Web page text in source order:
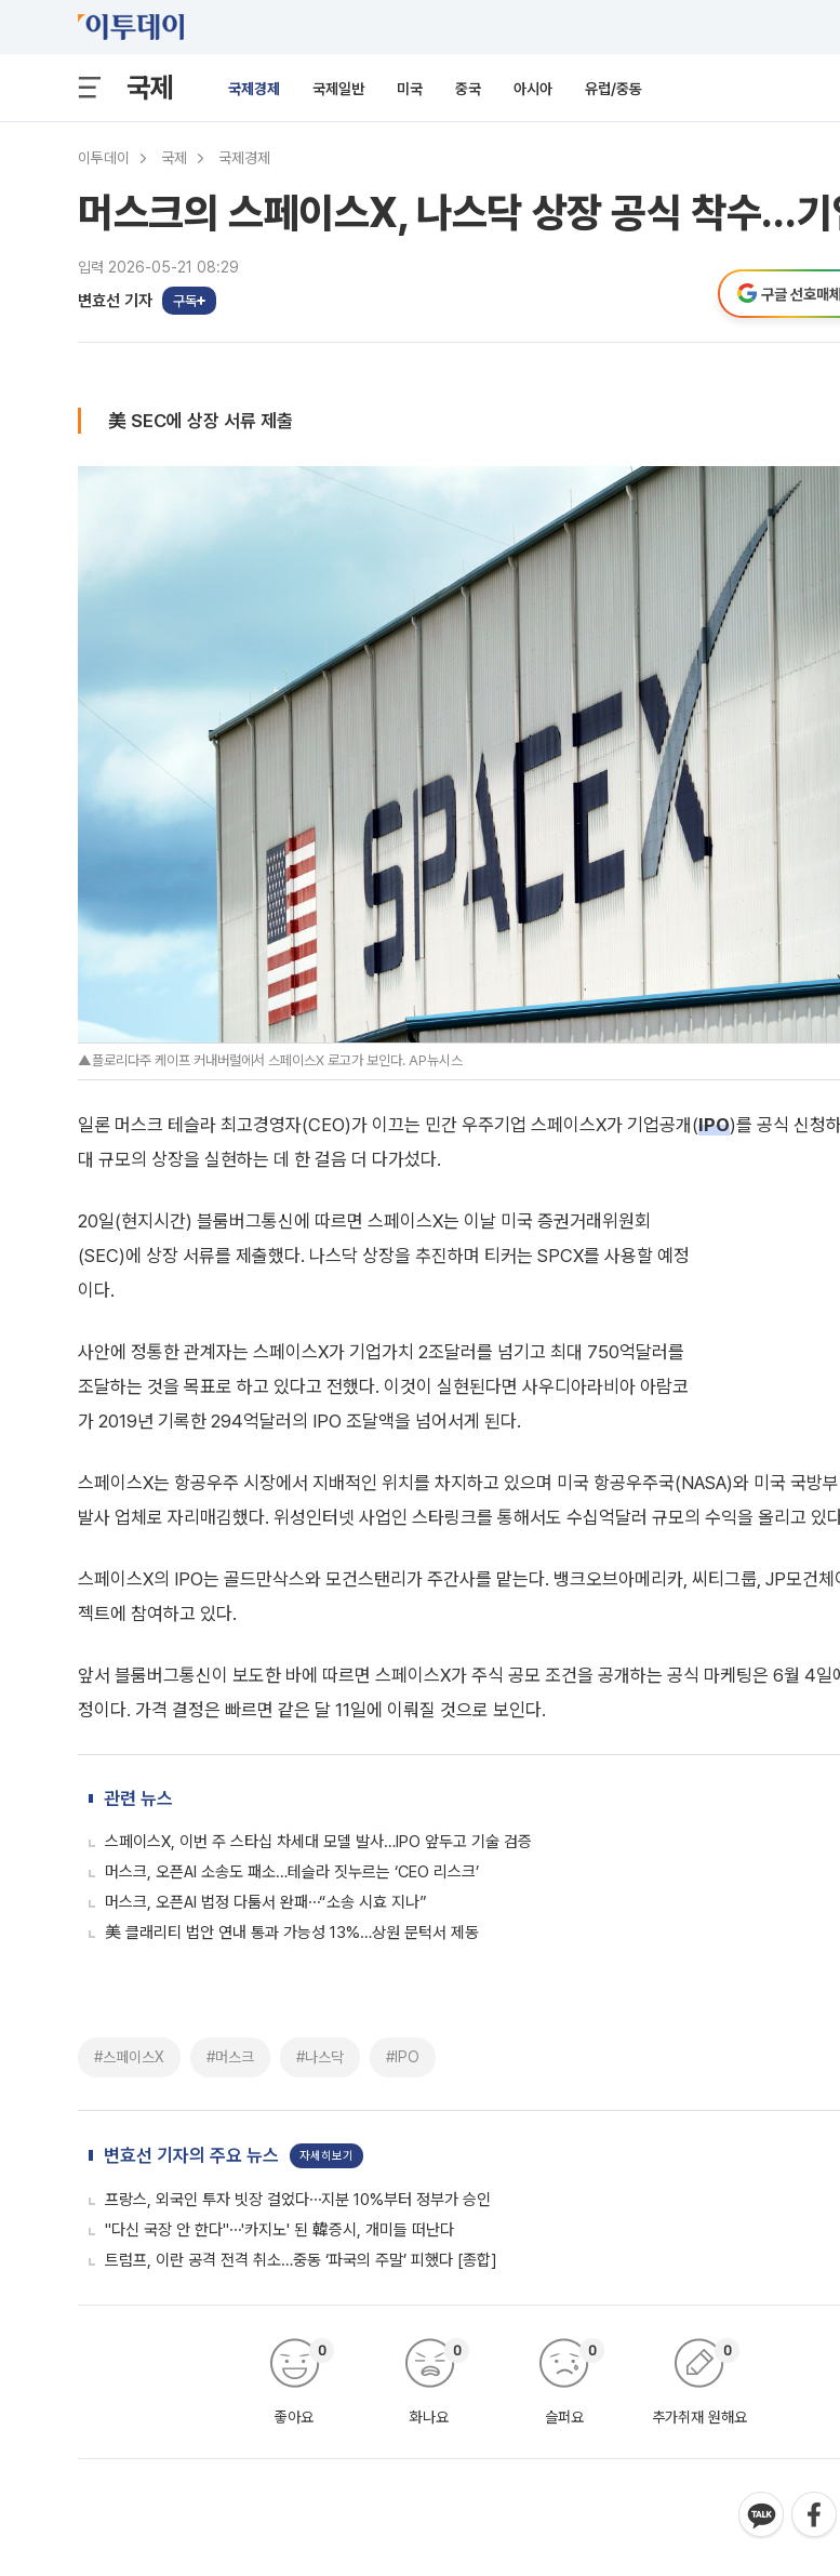
국제 국제경제 국제일반 미국 중국 아시아 유럽/중동
이투데이 국제 국제경제
머스크의 스페이스X, 나스닥 상장 공식 착수…
입력 2026-05-21 08:29
변효선 기자 구독 구글 선호매
美 SEC에 상장 서류 제출
▲플로리다주 케이프 커내버럴에서 스페이스X 로고가 보인다. AP뉴시스
일론 머스크 테슬라 최고경영자(CEO)가 이끄는 민간 우주기업 스페이스X가 기업공개(IPO)를 공식 신청
대 규모의 상장을 실현하는 데 한 걸음 더 다가섰다.
20일(현지시간) 블룸버그통신에 따르면 스페이스X는 이날 미국 증권거래위원회
(SEC)에 상장 서류를 제출했다. 나스닥 상장을 추진하며 티커는 SPCX를 사용할 예정
이다.
사안에 정통한 관계자는 스페이스X가 기업가치 2조달러를 넘기고 최대 750억달러를
조달하는 것을 목표로 하고 있다고 전했다. 이것이 실현된다면 사우디아라비아 아람코
가 2019년 기록한 294억달러의 IPO 조달액을 넘어서게 된다.
스페이스X는 항공우주 시장에서 지배적인 위치를 차지하고 있으며 미국 항공우주국(NASA)와 미국 국방
발사 업체로 자리매김했다. 위성인터넷 사업인 스타링크를 통해서도 수십억달러 규모의 수익을 올리고 있
스페이스X의 IPO는 골드만삭스와 모건스탠리가 주간사를 맡는다. 뱅크오브아메리카, 씨티그룹, JP모건체
젝트에 참여하고 있다.
앞서 블룸버그통신이 보도한 바에 따르면 스페이스X가 주식 공모 조건을 공개하는 공식 마케팅은 6월 4일
정이다. 가격 결정은 빠르면 같은 달 11일에 이뤄질 것으로 보인다.
관련 뉴스
스페이스X, 이번 주 스타십 차세대 모델 발사…IPO 앞두고 기술 검증
머스크, 오픈AI 소송도 패소…테슬라 짓누르는 ‘CEO 리스크’
머스크, 오픈AI 법정 다툼서 완패⋯“소송 시효 지나”
美 클래리티 법안 연내 통과 가능성 13%…상원 문턱서 제동
#스페이스X #머스크 #나스닥 #IPO
변효선 기자의 주요 뉴스 자세히보기
프랑스, 외국인 투자 빗장 걸었다⋯지분 10%부터 정부가 승인
"다신 국장 안 한다"⋯'카지노' 된 韓증시, 개미들 떠난다
트럼프, 이란 공격 전격 취소…중동 ‘파국의 주말’ 피했다 [종합]
좋아요
0
화나요
0
슬퍼요
0
추가취재 원해요
0